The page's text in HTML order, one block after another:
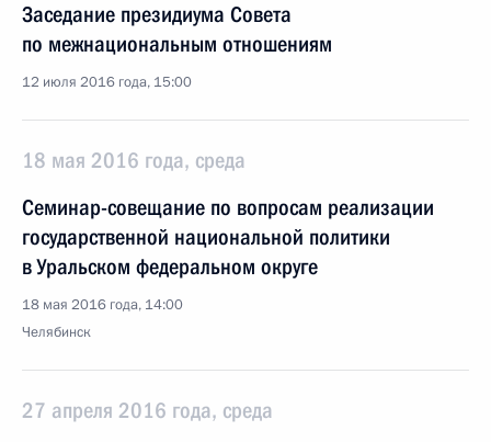
Заседание президиума Совета
по межнациональным отношениям
12 июля 2016 года, 15:00
18 мая 2016 года, среда
Семинар-совещание по вопросам реализации
государственной национальной политики
в Уральском федеральном округе
18 мая 2016 года, 14:00
Челябинск
27 апреля 2016 года, среда